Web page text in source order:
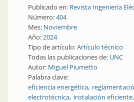
Publicado en: Revista Ingeniería
Número:404
Mes: Noviembre
Año:2024
Tipo de artículo:Artículo técnico
Todas las publicaciones de: UNC
Autor: Miguel Piumetto
Palabra clave:
eficiencia energética
electrotécnica instalación eficiente